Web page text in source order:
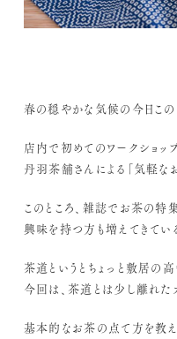
春の穏やかな気候の今日この
店内で初めてのワークショッ
丹羽茶舗さんによる「気軽な
このところ、雑誌でお茶の特
興味を持つ方も増えてきてい
茶道というとちょっと敷居の
今回は、茶道とは少し離れた
基本的なお茶の点て方を教え